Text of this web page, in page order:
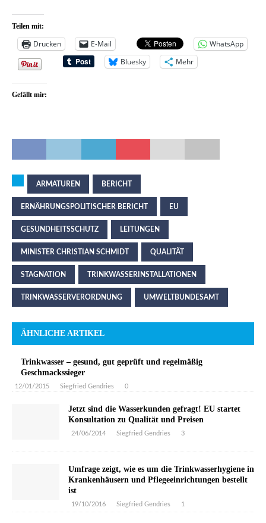
Teilen mit:
Drucken E-Mail
WhatsApp
Bluesky
Mehr
Gefällt mir:
ARMATUREN BERICHT
ERNÄHRUNGSPOLITISCHER BERICHT EU
GESUNDHEITSSCHUTZ LEITUNGEN
MINISTER CHRISTIAN SCHMIDT QUALITÄT
STAGNATION TRINKWASSERINSTALLATIONEN
TRINKWASSERVERORDNUNG UMWELTBUNDESAMT
ÄHNLICHE ARTIKEL
Trinkwasser – gesund, gut geprüft und regelmäßig
Geschmackssieger
12/01/2015 Siegfried Gendries 0
Jetzt sind die Wasserkunden gefragt! EU startet
Konsultation zu Qualität und Preisen
24/06/2014 Siegfried Gendries 3
Umfrage zeigt, wie es um die Trinkwasserhygiene in
Krankenhäusern und Pflegeeinrichtungen bestellt
ist
19/10/2016 Siegfried Gendries 1